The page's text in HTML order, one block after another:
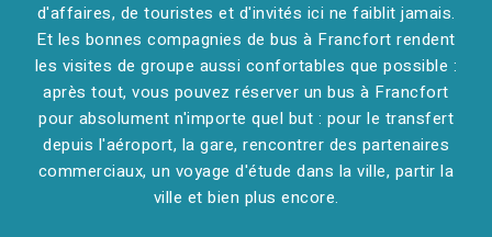
d'affaires, de touristes et d'invités ici ne faiblit jamais.
Et les bonnes compagnies de bus à Francfort rendent
les visites de groupe aussi confortables que possible :
après tout, vous pouvez réserver un bus à Francfort
pour absolument n'importe quel but : pour le transfert
depuis l'aéroport, la gare, rencontrer des partenaires
commerciaux, un voyage d'étude dans la ville, partir la
ville et bien plus encore.